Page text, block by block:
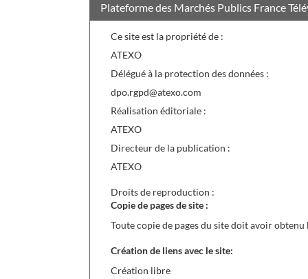
Plateforme des Marchés Publics France
Ce site est la propriété de :
ATEXO
Délégué à la protection des données :
dpo.rgpd@atexo.com
Réalisation éditoriale :
ATEXO
Directeur de la publication :
ATEXO
Droits de reproduction :
Copie de pages de site :
Toute copie de pages du site doit avoir
Création de liens avec le site:
Création libre